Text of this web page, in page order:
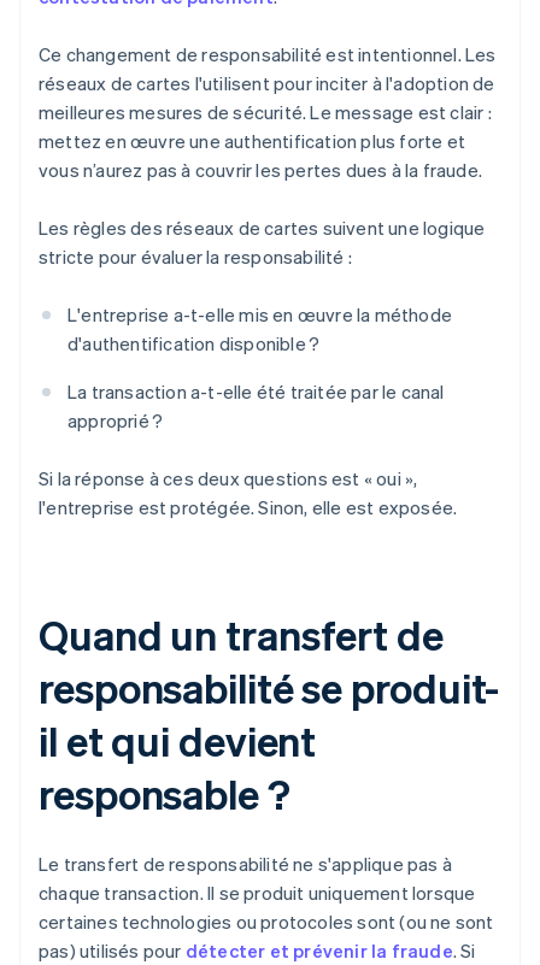
Ce changement de responsabilité est intentionnel. Les
réseaux de cartes l'utilisent pour inciter à l'adoption de
meilleures mesures de sécurité. Le message est clair :
mettez en œuvre une authentification plus forte et
vous n’aurez pas à couvrir les pertes dues à la fraude.
Les règles des réseaux de cartes suivent une logique
stricte pour évaluer la responsabilité :
L'entreprise a-t-elle mis en œuvre la méthode
d'authentification disponible ?
La transaction a-t-elle été traitée par le canal
approprié ?
Si la réponse à ces deux questions est « oui »,
l'entreprise est protégée. Sinon, elle est exposée.
Quand un transfert de
responsabilité se produit-
il et qui devient
responsable ?
Le transfert de responsabilité ne s'applique pas à
chaque transaction. Il se produit uniquement lorsque
certaines technologies ou protocoles sont (ou ne sont
pas) utilisés pour détecter et prévenir la fraude. Si